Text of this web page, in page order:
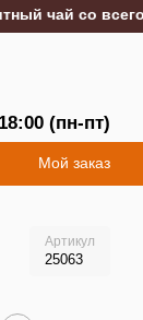
чай со всего
(пн-пт)
Мой заказ
Артикул
25063